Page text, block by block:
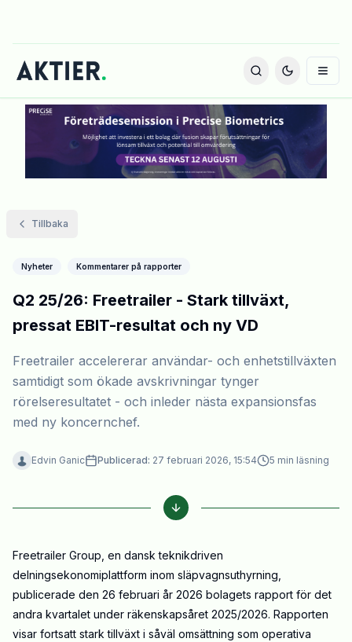
Tillbaka
Nyheter Kommentarer på rapporter
Q2 25/26: Freetrailer - Stark tillväxt,
pressat EBIT-resultat och ny VD
Freetrailer accelererar användar- och enhetstillväxten
samtidigt som ökade avskrivningar tynger
rörelseresultatet - och inleder nästa expansionsfas
med ny koncernchef.
Edvin Ganic Publicerad: 27 februari 2026, 15:54 5 min läsning
Freetrailer Group, en dansk teknikdriven
delningsekonomiplattform inom släpvagnsuthyrning,
publicerade den 26 februari år 2026 bolagets rapport för det
andra kvartalet under räkenskapsåret 2025/2026. Rapporten
visar fortsatt stark tillväxt i såväl omsättning som operativa